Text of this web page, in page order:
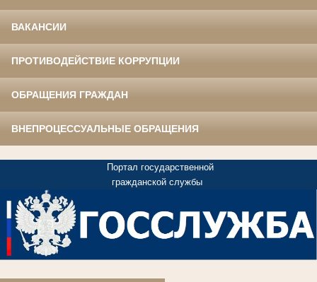
ВАКАНСИИ
ПРОТИВОДЕЙСТВИЕ КОРРУПЦИИ
ОБРАЩЕНИЯ ГРАЖДАН
ВНЕПРОЦЕССУАЛЬНЫЕ ОБРАЩЕНИЯ
Портал государственной
гражданской службы